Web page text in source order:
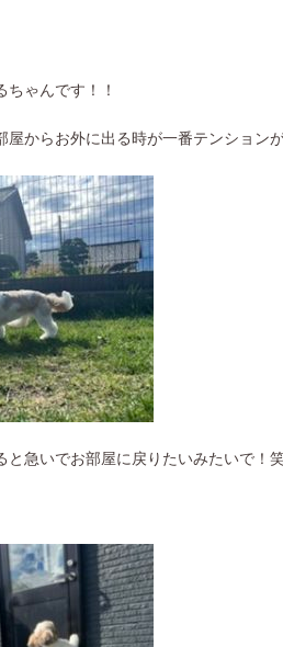
ゃんです！！
屋からお外に出る時が一番テンション
と急いでお部屋に戻りたいみたいで！